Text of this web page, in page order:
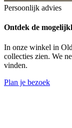
Persoonlijk advies
Ontdek de
In onze winkel in
collecties zien. We
vinden.
Plan je bezoek